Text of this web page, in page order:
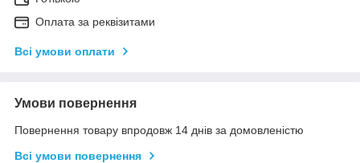
Оплата за реквізитами
Всі умови оплати
Умови повернення
Повернення товару впродовж 14 днів за домовленістю
Всі умови повернення